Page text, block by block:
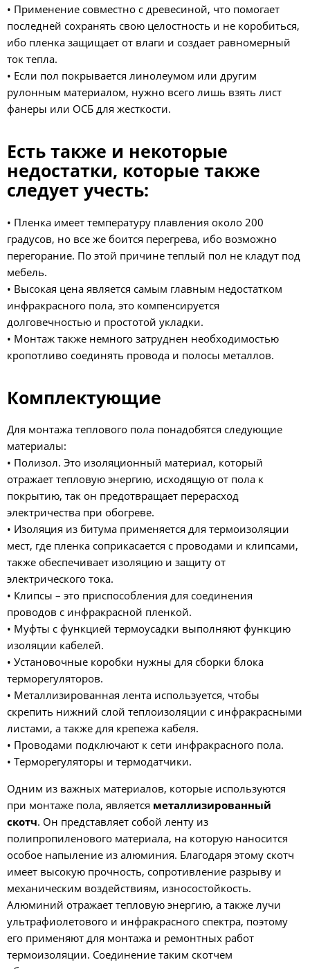
• Применение совместно с древесиной, что помогает
последней сохранять свою целостность и не коробиться,
ибо пленка защищает от влаги и создает равномерный
ток тепла.
• Если пол покрывается линолеумом или другим
рулонным материалом, нужно всего лишь взять лист
фанеры или ОСБ для жесткости.
Есть также и некоторые
недостатки, которые также
следует учесть:
• Пленка имеет температуру плавления около 200
градусов, но все же боится перегрева, ибо возможно
перегорание. По этой причине теплый пол не кладут под
мебель.
• Высокая цена является самым главным недостатком
инфракрасного пола, это компенсируется
долговечностью и простотой укладки.
• Монтаж также немного затруднен необходимостью
кропотливо соединять провода и полосы металлов.
Комплектующие
Для монтажа теплового пола понадобятся следующие
материалы:
• Полизол. Это изоляционный материал, который
отражает тепловую энергию, исходящую от пола к
покрытию, так он предотвращает перерасход
электричества при обогреве.
• Изоляция из битума применяется для термоизоляции
мест, где пленка соприкасается с проводами и клипсами,
также обеспечивает изоляцию и защиту от
электрического тока.
• Клипсы – это приспособления для соединения
проводов с инфракрасной пленкой.
• Муфты с функцией термоусадки выполняют функцию
изоляции кабелей.
• Установочные коробки нужны для сборки блока
терморегуляторов.
• Металлизированная лента используется, чтобы
скрепить нижний слой теплоизоляции с инфракрасными
листами, а также для крепежа кабеля.
• Проводами подключают к сети инфракрасного пола.
• Терморегуляторы и термодатчики.
Одним из важных материалов, которые используются
при монтаже пола, является металлизированный
скотч. Он представляет собой ленту из
полипропиленового материала, на которую наносится
особое напыление из алюминия. Благодаря этому скотч
имеет высокую прочность, сопротивление разрыву и
механическим воздействиям, износостойкость.
Алюминий отражает тепловую энергию, а также лучи
ультрафиолетового и инфракрасного спектра, поэтому
его применяют для монтажа и ремонтных работ
термоизоляции. Соединение таким скотчем